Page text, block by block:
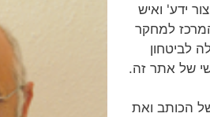
ידע' ואיש
למחקר
לביטחון
של אתר זה.
הכותב ואת